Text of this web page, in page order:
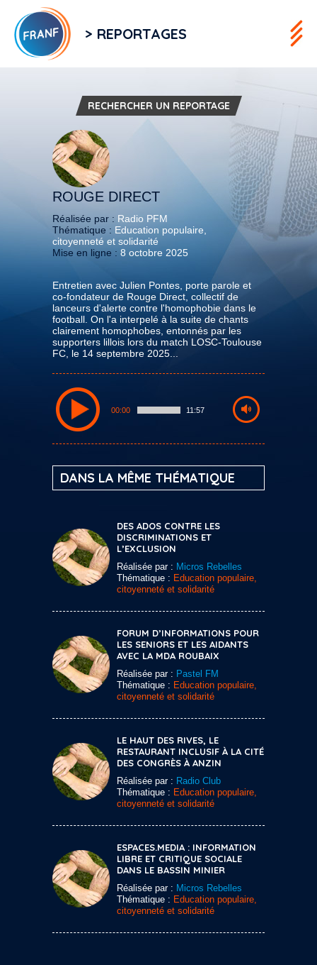
> REPORTAGES
RECHERCHER UN REPORTAGE
ROUGE DIRECT
Réalisée par : Radio PFM
Thématique : Education populaire,
citoyenneté et solidarité
Mise en ligne : 8 octobre 2025
Entretien avec Julien Pontes, porte parole et
co-fondateur de Rouge Direct, collectif de
lanceurs d'alerte contre l'homophobie dans le
football. On l'a interpelé à la suite de chants
clairement homophobes, entonnés par les
supporters lillois lors du match LOSC-Toulouse
FC, le 14 septembre 2025...
00:00 11:57
DANS LA MÊME THÉMATIQUE
DES ADOS CONTRE LES
DISCRIMINATIONS ET
L’EXCLUSION
Réalisée par : Micros Rebelles
Thématique : Education populaire,
citoyenneté et solidarité
FORUM D’INFORMATIONS POUR
LES SENIORS ET LES AIDANTS
AVEC LA MDA ROUBAIX
Réalisée par : Pastel FM
Thématique : Education populaire,
citoyenneté et solidarité
LE HAUT DES RIVES, LE
RESTAURANT INCLUSIF À LA CITÉ
DES CONGRÈS À ANZIN
Réalisée par : Radio Club
Thématique : Education populaire,
citoyenneté et solidarité
ESPACES.MEDIA : INFORMATION
LIBRE ET CRITIQUE SOCIALE
DANS LE BASSIN MINIER
Réalisée par : Micros Rebelles
Thématique : Education populaire,
citoyenneté et solidarité